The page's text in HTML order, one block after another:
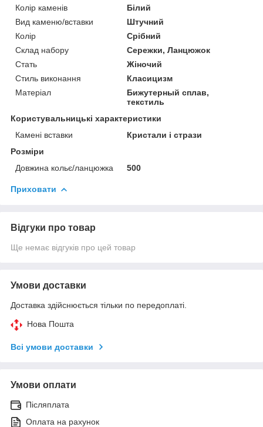
Колір каменів
Білий
Вид каменю/вставки
Штучний
Колір
Срібний
Склад набору
Сережки, Ланцюжок
Стать
Жіночий
Стиль виконання
Класицизм
Матеріал
Бижутерный сплав,
текстиль
Користувальницькі характеристики
Камені вставки
Кристали і стрази
Розміри
Довжина кольє/ланцюжка
500
Приховати
Відгуки про товар
Ще немає відгуків про цей товар
Умови доставки
Доставка здійснюється тільки по передоплаті.
Нова Пошта
Всі умови доставки
Умови оплати
Післяплата
Оплата на рахунок